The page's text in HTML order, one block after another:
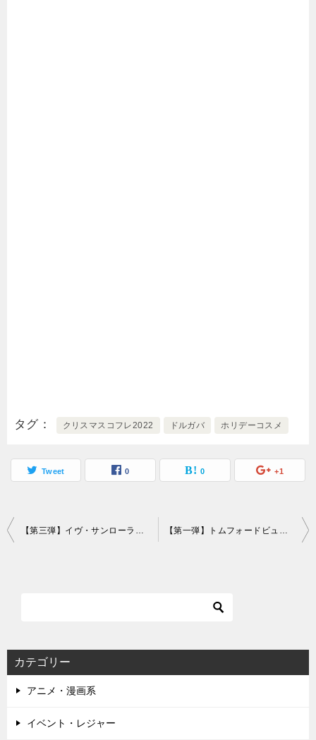
タグ クリスマスコフレ2022 ドルガバ ホリデーコスメ
Tweet 0 0 +1
投
ー
シ
ョ
ン
カテゴリー
アニメ・漫画系
イベント・レジャー